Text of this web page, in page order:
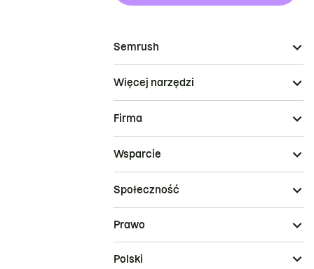
Semrush
Więcej narzędzi
Firma
Wsparcie
Społeczność
Prawo
Polski